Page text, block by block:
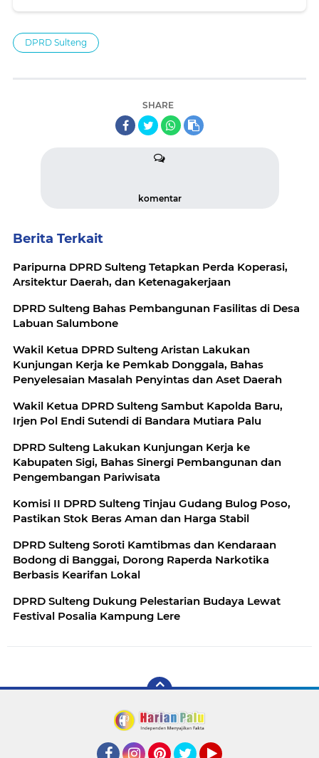
DPRD Sulteng
SHARE
komentar
Berita Terkait
Paripurna DPRD Sulteng Tetapkan Perda Koperasi,
Arsitektur Daerah, dan Ketenagakerjaan
DPRD Sulteng Bahas Pembangunan Fasilitas di Desa
Labuan Salumbone
Wakil Ketua DPRD Sulteng Aristan Lakukan
Kunjungan Kerja ke Pemkab Donggala, Bahas
Penyelesaian Masalah Penyintas dan Aset Daerah
Wakil Ketua DPRD Sulteng Sambut Kapolda Baru,
Irjen Pol Endi Sutendi di Bandara Mutiara Palu
DPRD Sulteng Lakukan Kunjungan Kerja ke
Kabupaten Sigi, Bahas Sinergi Pembangunan dan
Pengembangan Pariwisata
Komisi II DPRD Sulteng Tinjau Gudang Bulog Poso,
Pastikan Stok Beras Aman dan Harga Stabil
DPRD Sulteng Soroti Kamtibmas dan Kendaraan
Bodong di Banggai, Dorong Raperda Narkotika
Berbasis Kearifan Lokal
DPRD Sulteng Dukung Pelestarian Budaya Lewat
Festival Posalia Kampung Lere